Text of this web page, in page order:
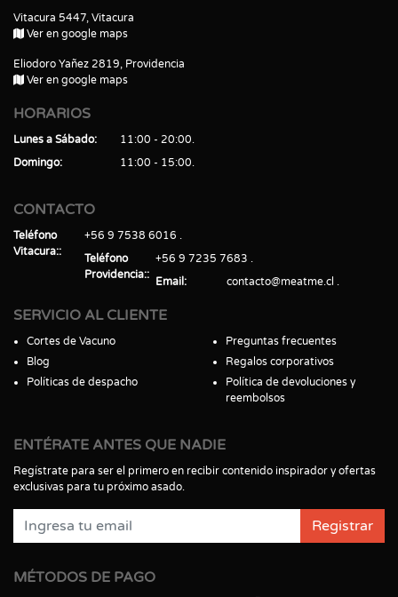
Vitacura 5447, Vitacura
Ver en google maps
Eliodoro Yañez 2819, Providencia
Ver en google maps
HORARIOS
Lunes a Sábado
11:00 - 20:00
Domingo
11:00 - 15:00
CONTACTO
Teléfono
Vitacura:
+56 9 7538 6016
Teléfono
Providencia:
+56 9 7235 7683
Email
contacto@meatme.cl
SERVICIO AL CLIENTE
Cortes de Vacuno
Blog
Políticas de despacho
Preguntas frecuentes
Regalos corporativos
Política de devoluciones y
reembolsos
ENTÉRATE ANTES QUE NADIE
Regístrate para ser el primero en recibir contenido inspirador y ofertas
exclusivas para tu próximo asado.
Registrar
MÉTODOS DE PAGO